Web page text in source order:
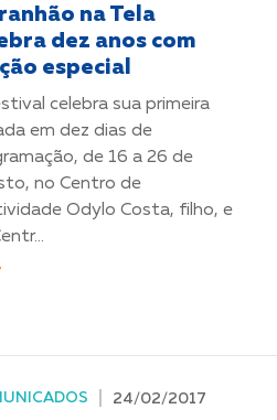
na Tela
dez anos com
especial
celebra sua primeira
em dez dias de
de 16 a 26 de
no Centro de
Odylo Costa, filho, e
24/02/2017